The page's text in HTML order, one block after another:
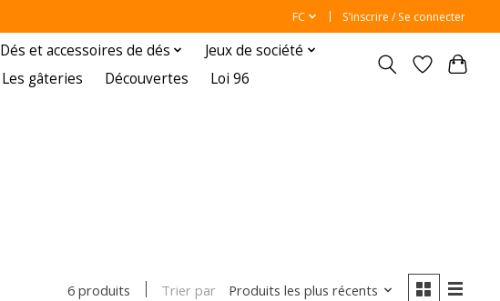
FC S’inscrire / Se connecter
Dés et accessoires de dés
Jeux de société
Les gâteries Découvertes Loi 96
6 produits Trier par Produits les plus récents